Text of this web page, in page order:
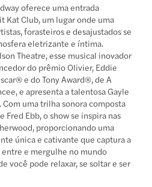
oferece uma entrada
Kat Club, um lugar onde uma
forasteiros e desajustados se
eletrizante e íntima.
Theatre, esse musical inovador
do prêmio Olivier, Eddie
e do Tony Award®, de A
e apresenta a talentosa Gayle
uma trilha sonora composta
Fred Ebb, o show se inspira nas
proporcionando uma
única e cativante que captura a
e mergulhe no mundo
você pode relaxar, se soltar e ser